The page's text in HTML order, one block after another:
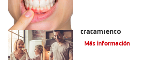
tratamiento
Más información